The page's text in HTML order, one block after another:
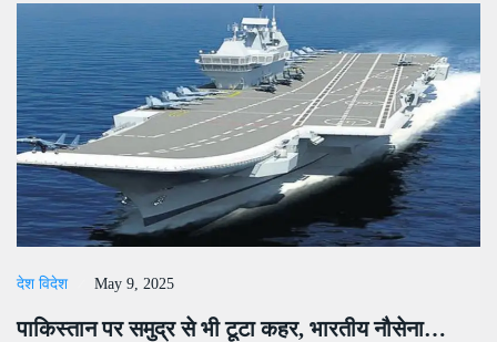
देश विदेश May 9, 2025
पाकिस्तान पर समुद्र से भी टूटा कहर, भारतीय नौसेना…